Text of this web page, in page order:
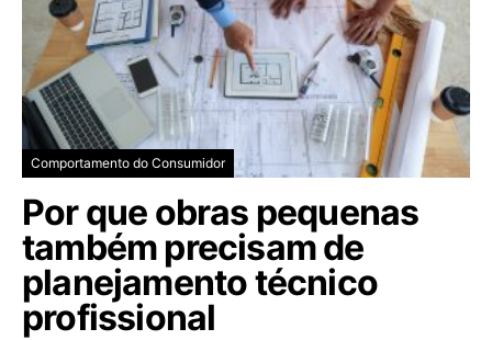
Comportamento do Consumidor
Por que obras pequenas
também precisam de
planejamento técnico
profissional